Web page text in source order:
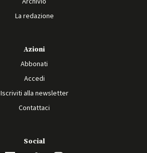
La redazione
Azioni
Abbonati
Accedi
Iscriviti alla newsletter
Contattaci
Social